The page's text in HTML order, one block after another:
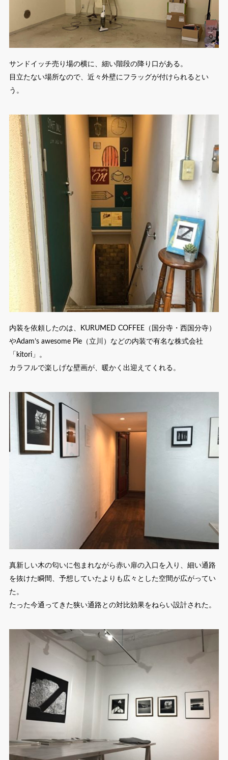
サンドイッチ売り場の横に、細い階段の降り口がある。
目立たない場所なので、近々外壁にフラッグが付けられるとい
う。
内装を依頼したのは、KURUMED COFFEE（国分寺・西国分寺）
やAdam’s awesome Pie（立川）などの内装で有名な株式会社
「kitori」。
カラフルで楽しげな壁画が、暖かく出迎えてくれる。
真新しい木の匂いに包まれながら赤い扉の入口を入り、細い通路
を抜けた瞬間、予想していたよりも広々とした空間が広がってい
た。
たった今通ってきた狭い通路との対比効果をねらい設計された。